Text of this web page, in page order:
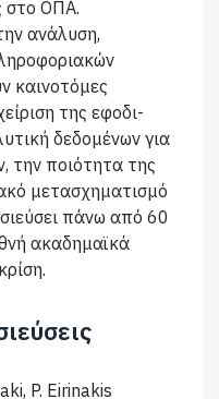
στο ΟΠΑ.
ανάλυση,
καινοτόμες
της εφοδι­
δεδομένων για
την ποιό­τητα της
μετασχηματισμό
πάνω από 60
ακαδημαϊκά
P. Eirinakis